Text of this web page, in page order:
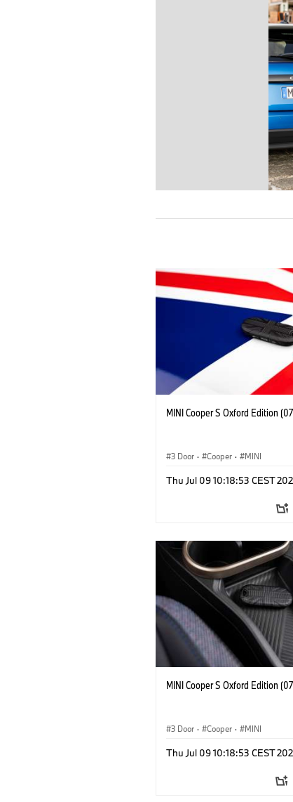
MINI Cooper S Oxford Edition
3 Door · Cooper · MINI
Thu Jul 09 10:18:53 CEST
MINI Cooper S Oxford Edition
3 Door · Cooper · MINI
Thu Jul 09 10:18:53 CEST